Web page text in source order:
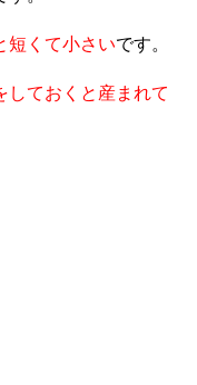
短くて小さいです。
しておくと産まれて